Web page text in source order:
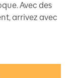
Avec des
arrivez avec